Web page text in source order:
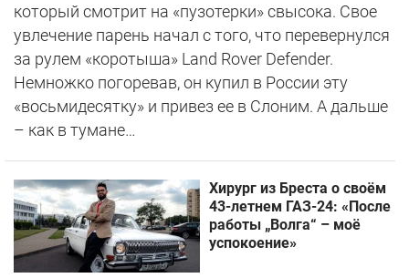
который смотрит на «пузотерки» свысока. Свое
увлечение парень начал с того, что перевернулся
за рулем «коротыша» Land Rover Defender.
Немножко погоревав, он купил в России эту
«восьмидесятку» и привез ее в Слоним. А дальше
– как в тумане…
Хирург из Бреста о своём
43-летнем ГАЗ-24: «После
работы „Волга“ – моё
успокоение»